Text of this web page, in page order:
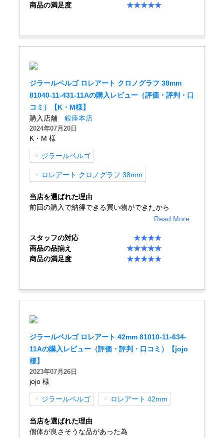
送料・お支払方法
ショッピングローンの流れ
よくある質問
お問い合わせ
ショップサービス
ラッピングサービス
腕時計サイズ調整サービス
買取・下取りをご希望の方
買取・下取りはこちら
買取専門サロン
買取ご成約者様限定5万円クーポン
商品の満足度
★★★★★
ジラールペルゴ ロレアート クロノグラフ 38mm
81040-11-431-11Aの購入レビュー（評価・評判・口
コミ）【K・M様】
購入店舗 銀座本店
2024年07月20日
K・M 様
ジラールペルゴ
ロレアート クロノグラフ 38mm
当店を選ばれた理由
前回の購入で納得できる買い物ができたから
Read More
スタッフの対応
★★★★
商品の品揃え
★★★★★
商品の満足度
★★★★★
ジラールペルゴ ロレアート 42mm 81010-11-634-
11Aの購入レビュー（評価・評判・口コミ）【jojo
様】
2023年07月26日
jojo 様
ジラールペルゴ ロレアート 42mm
当店を選ばれた理由
個体が良さそうな品があった為